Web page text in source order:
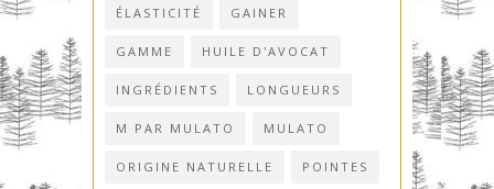
ÉLASTICITÉ GAINER
GAMME HUILE D'AVOCAT
INGRÉDIENTS LONGUEURS
M PAR MULATO MULATO
ORIGINE NATURELLE POINTES